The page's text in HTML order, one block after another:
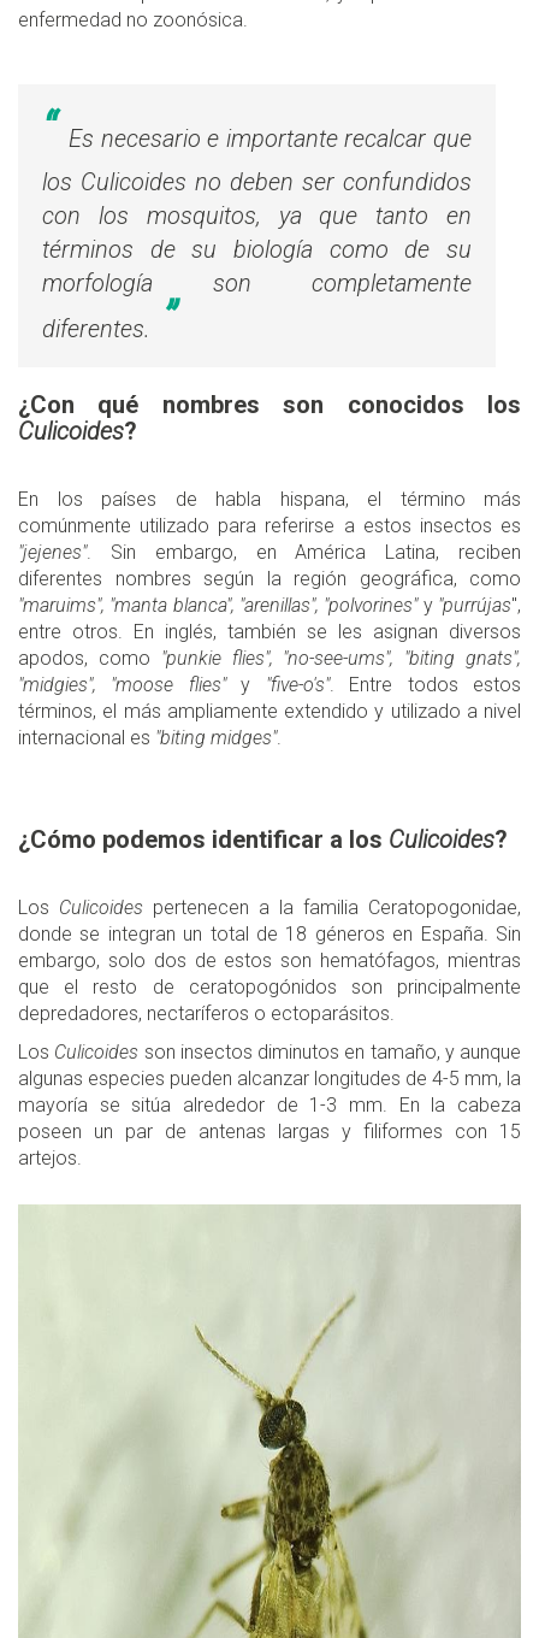
enfermedad no zoonósica.
Es necesario e importante recalcar que
los Culicoides no deben ser confundidos
con los mosquitos, ya que tanto en
términos de su biología como de su
morfología son completamente
diferentes.
¿Con qué nombres son conocidos los
Culicoides?
En los países de habla hispana, el término más
comúnmente utilizado para referirse a estos insectos es
"jejenes". Sin embargo, en América Latina, reciben
diferentes nombres según la región geográfica, como
"maruims", "manta blanca", "arenillas", "polvorines" y "purrújas",
entre otros. En inglés, también se les asignan diversos
apodos, como "punkie flies", "no-see-ums", "biting gnats",
"midgies", "moose flies"y "five-o's". Entre todos estos
términos, el más ampliamente extendido y utilizado a nivel
internacional es "biting midges".
¿Cómo podemos identificar a los Culicoides?
Los Culicoides pertenecen a la familia Ceratopogonidae,
donde se integran un total de 18 géneros en España. Sin
embargo, solo dos de estos son hematófagos, mientras
que el resto de ceratopogónidos son principalmente
depredadores, nectaríferos o ectoparásitos.
Los Culicoides son insectos diminutos en tamaño, y aunque
algunas especies pueden alcanzar longitudes de 4-5 mm, la
mayoría se sitúa alrededor de 1-3 mm. En la cabeza
poseen un par de antenas largas y filiformes con 15
artejos.